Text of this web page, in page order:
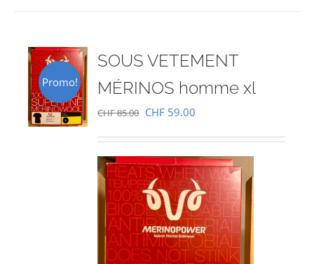
Promo!
SOUS VETEMENT
MÉRINOS homme xl
CHF85.00 Le
initial
était :
CHF 85.00.
CHF 59.00
actuel
est :
CHF 59.00.